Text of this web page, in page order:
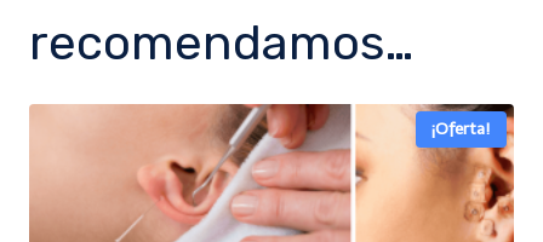
recomendamos…
¡Oferta!